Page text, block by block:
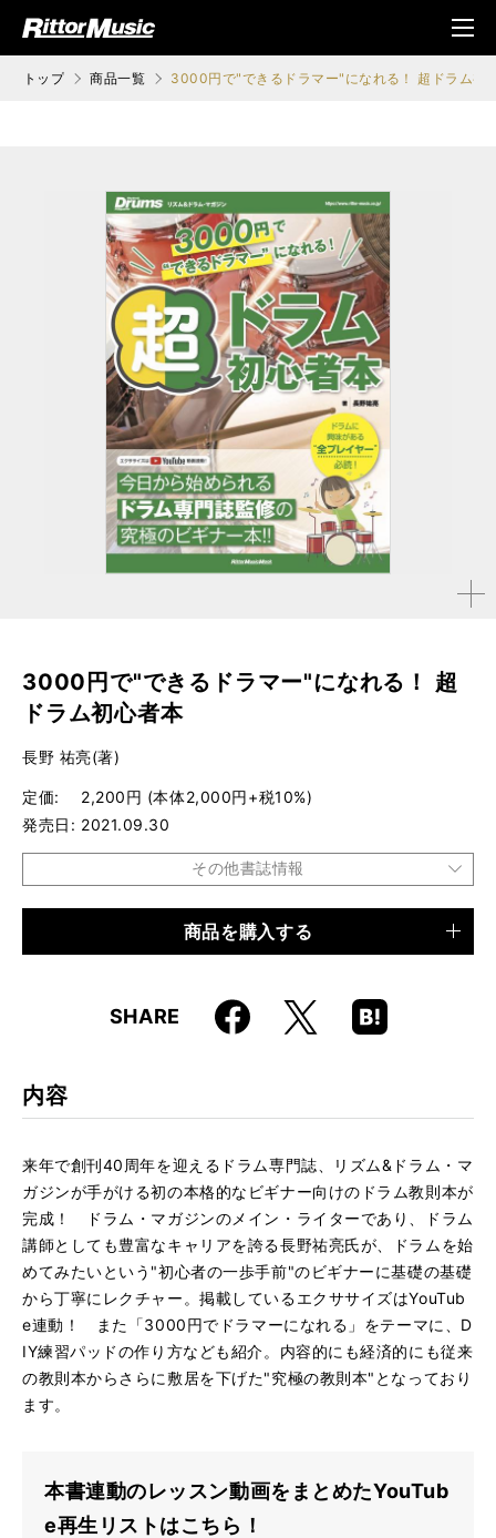
ジック (Rittor Musi
メニ
ュ
トップ 商品一覧 3000円で"できるドラマー"になれる！ 超ドラム初
拡大す
3000円で"できるドラマー"になれる！ 超
ドラム初心者本
長野 祐亮(著)
定価
2,200円 (本体2,000円+税10%)
発売日
2021.09.30
その他書誌情報
9784845636686
商品を購入する
SHARE Faceboo
k
X
Hatena
Boo
内容
来年で創刊40周年を迎えるドラム専門誌、リズム&ドラム・マ
ガジンが手がける初の本格的なビギナー向けのドラム教則本が
完成！ ドラム・マガジンのメイン・ライターであり、ドラム
講師としても豊富なキャリアを誇る長野祐亮氏が、ドラムを始
めてみたいという"初心者の一歩手前"のビギナーに基礎の基礎
から丁寧にレクチャー。掲載しているエクササイズはYouTub
e連動！ また「3000円でドラマーになれる」をテーマに、D
IY練習パッドの作り方なども紹介。内容的にも経済的にも従来
の教則本からさらに敷居を下げた"究極の教則本"となっており
ます。
本書連動のレッスン動画をまとめたYouTub
e再生リストはこちら！